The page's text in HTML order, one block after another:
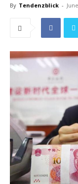
By Tendenzblick -